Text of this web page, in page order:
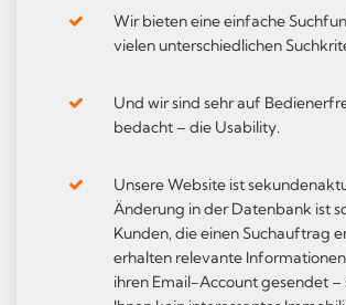
Wir bieten eine einfache
vielen unterschiedlichen
Und wir sind sehr auf
bedacht – die Usability.
Unsere Website ist
Änderung in der Datenbank ist
Kunden, die einen Suchauftrag
erhalten relevante
ihren Email-Account gesendet –